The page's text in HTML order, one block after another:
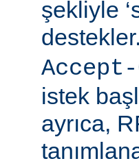
şekliyle
destekler.
istek
ayrıca,